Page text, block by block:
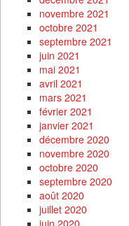
novembre 2021
octobre 2021
septembre 2021
juin 2021
mai 2021
avril 2021
mars 2021
février 2021
janvier 2021
décembre 2020
novembre 2020
octobre 2020
septembre 2020
août 2020
juillet 2020
juin 2020